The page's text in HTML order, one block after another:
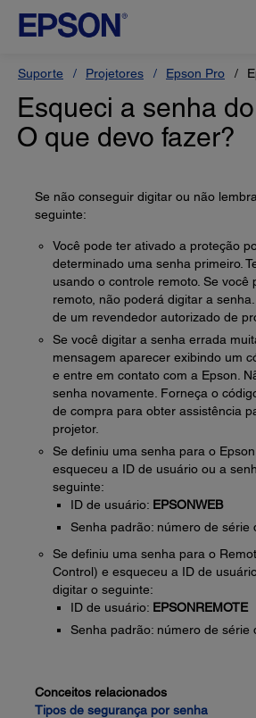
Suporte Projetores Epson Pro
Esqueci a senha
O que devo fazer?
Se não conseguir digitar ou não
seguinte:
Você pode ter ativado a proteção
determinado uma senha primeiro.
usando o controle remoto. Se você
remoto, não poderá digitar a
de um revendedor autorizado de
Se você digitar a senha errada
mensagem aparecer exibindo um
e entre em contato com a Epson.
senha novamente. Forneça o
de compra para obter assistência
projetor.
Se definiu uma senha para o
esqueceu a ID de usuário ou a
seguinte:
ID de usuário: EPSONWEB
Senha padrão: número de série
Se definiu uma senha para o
Control) e esqueceu a ID de
digitar o seguinte:
ID de usuário: EPSONREMOTE
Senha padrão: número de série
Conceitos relacionados
Tipos de segurança por senha